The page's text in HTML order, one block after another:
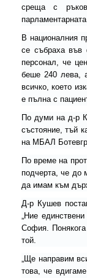
среща с
В националния
се събраха във
персонал, че
беше 240 лева,
всичко, което
е пълна с
По думи на д-р
състояние, тъй
на МБАЛ
По време на
подчерта, че до
да имам към
Д-р Кушев
„Ние
София.
той.
„Ще направим
това, че